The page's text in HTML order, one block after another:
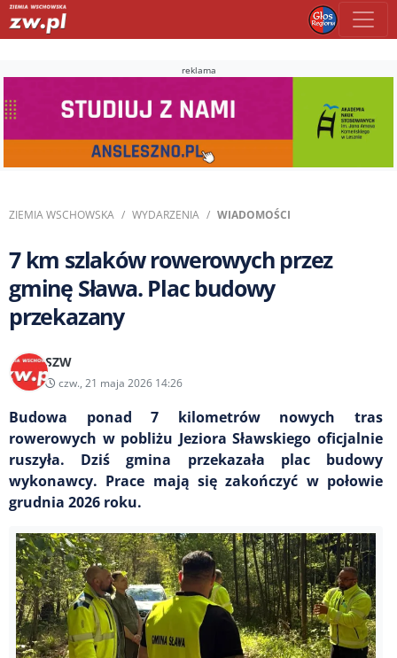
reklama
ZIEMIA WSCHOWSKA WYDARZENIA WIADOMOŚCI
7 km szlaków rowerowych przez
gminę Sława. Plac budowy
przekazany
SZW
czw., 21 maja 2026 14:26
Budowa ponad 7 kilometrów nowych tras
rowerowych w pobliżu Jeziora Sławskiego oficjalnie
ruszyła. Dziś gmina przekazała plac budowy
wykonawcy. Prace mają się zakończyć w połowie
grudnia 2026 roku.